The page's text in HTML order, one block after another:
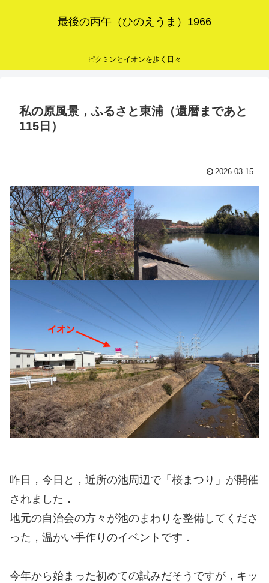
最後の丙午（ひのえうま）1966
ピクミンとイオンを歩く日々
私の原風景，ふるさと東浦（還暦まであと
115日）
2026.03.15
昨日，今日と，近所の池周辺で「桜まつり」が開催
されました．
地元の自治会の方々が池のまわりを整備してくださ
った，温かい手作りのイベントです．
今年から始まった初めての試みだそうですが，キッ